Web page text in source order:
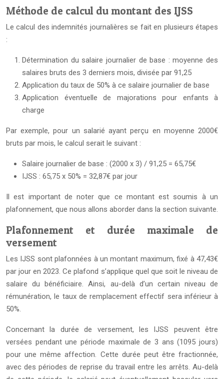
Méthode de calcul du montant des IJSS
Le calcul des indemnités journalières se fait en plusieurs étapes
:
Détermination du salaire journalier de base : moyenne des
salaires bruts des 3 derniers mois, divisée par 91,25
Application du taux de 50% à ce salaire journalier de base
Application éventuelle de majorations pour enfants à
charge
Par exemple, pour un salarié ayant perçu en moyenne 2000€
bruts par mois, le calcul serait le suivant :
Salaire journalier de base : (2000 x 3) / 91,25 = 65,75€
IJSS : 65,75 x 50% = 32,87€ par jour
Il est important de noter que ce montant est soumis à un
plafonnement, que nous allons aborder dans la section suivante.
Plafonnement et durée maximale de
versement
Les IJSS sont plafonnées à un montant maximum, fixé à 47,43€
par jour en 2023. Ce plafond s’applique quel que soit le niveau de
salaire du bénéficiaire. Ainsi, au-delà d’un certain niveau de
rémunération, le taux de remplacement effectif sera inférieur à
50%.
Concernant la durée de versement, les IJSS peuvent être
versées pendant une période maximale de 3 ans (1095 jours)
pour une même affection. Cette durée peut être fractionnée,
avec des périodes de reprise du travail entre les arrêts. Au-delà